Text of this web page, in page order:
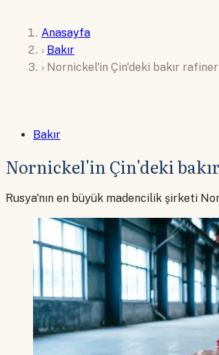
Anasayfa
› Bakır
› Nornickel'in Çin'deki bakır
Bakır
Nornickel'in Çin'deki
Rusya'nın en büyük madencilik şirketi